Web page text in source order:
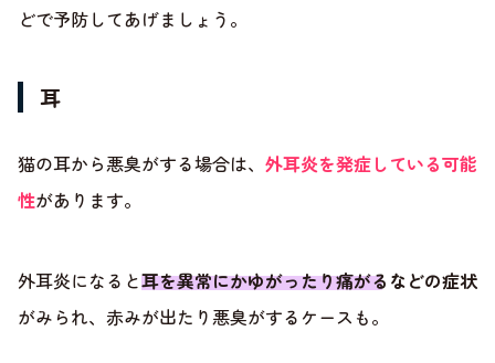
どで予防してあげましょう。
耳
猫の耳から悪臭がする場合は、 外耳炎を発症している可能
性があります。
外耳炎になると耳を異常にかゆがったり痛がるなどの症状
がみられ、赤みが出たり悪臭がするケースも。